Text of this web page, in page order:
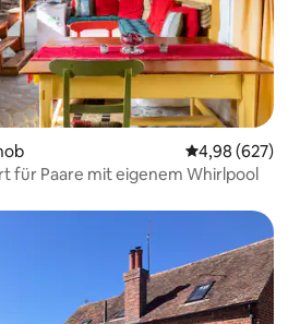
4,98 (627)
für Paare mit eigenem Whirlpool